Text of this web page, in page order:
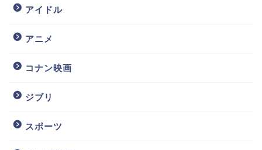
アイドル
アニメ
コナン映画
ジブリ
スポーツ